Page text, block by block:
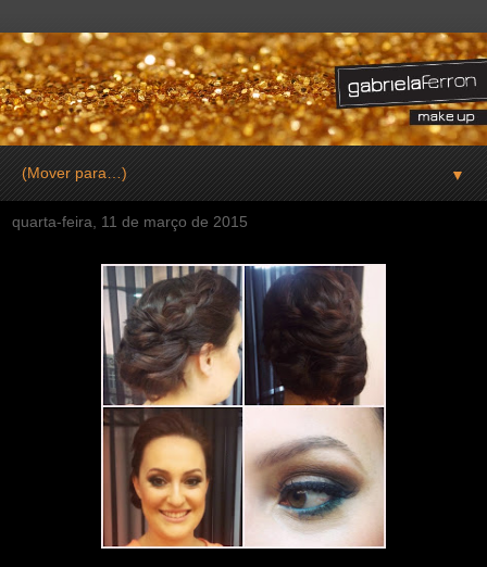
▼
quarta-feira, 11 de março de 2015